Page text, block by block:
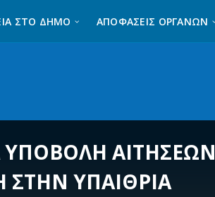
ΣΤΟ ΔΉΜΟ ΑΠΟΦΑΣΕΙΣ ΟΡΓΑΝΩΝ
ΥΠΟΒΟΛΗ ΑΙΤΗΣΕΩΝ
ΣΤΗΝ ΥΠΑΙΘΡΙΑ